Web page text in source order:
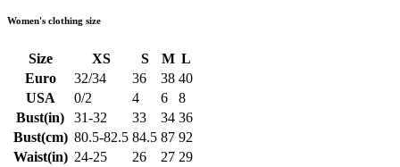
Women's clothing size
Size XS S M L
Euro
32/34 36 38 40
USA
0/2 4 6
8
Bust(in)
31-32 33 34 36
Bust(cm) 80.5-82.5 84.5 87 92
Waist(in) 24-25 26 27 29